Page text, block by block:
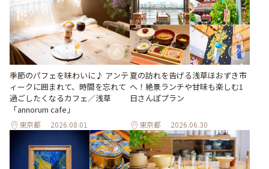
季節のパフェを味わいに♪ アンテ
ィークに囲まれて、時間を忘れて
過ごしたくなるカフェ／浅草
「annorum cafe」
東京都 2026.08.01
夏の訪れを告げる浅草ほおずき市
へ！絶景ランチや甘味も楽しむ1
日さんぽプラン
東京都 2026.06.30